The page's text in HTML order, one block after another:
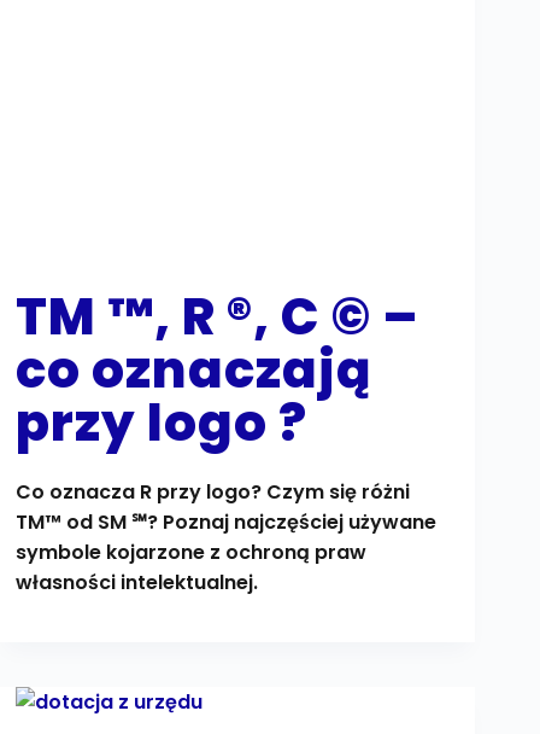
TM ™, R ®, C © –
co oznaczają
przy logo ?
Co oznacza R przy logo? Czym się różni
TM™ od SM ℠? Poznaj najczęściej używane
symbole kojarzone z ochroną praw
własności intelektualnej.